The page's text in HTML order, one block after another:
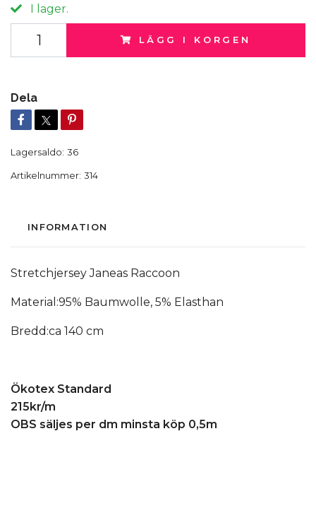
I lager.
LÄGG I KORGEN
Dela
Lagersaldo: 36
Artikelnummer: 314
INFORMATION
Stretchjersey Janeas Raccoon
Material:95% Baumwolle, 5% Elasthan
Bredd:ca 140 cm
Ökotex Standard
215kr/m
OBS säljes per dm minsta köp 0,5m